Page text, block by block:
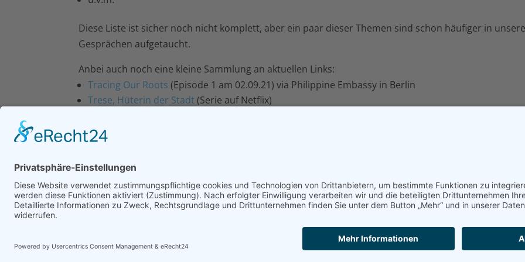
Diese Liste ist sicher noch nicht komplett, aber ein paar dieser Themen sind schon häufiger in
Gesprächen aufgetaucht.
Anbei auch noch eine kleine Sammlung an aktuellen Links:
Tracing Our Roots (Episode 1 am 02.09.21) via Philippine Embassy in Berlin
Trese, Hüterin der Stadt (Serie auf Netflix)
Europa, die während des zweiten Weltkriegs mithilfe von M.L. Quezon, den Frieder-Brüdern, Paul
McNutt, General Dwight D. Eisenhower und weiteren Helfern in Manila gelandet sind).
2021 - 2026HALO-HALO| Datenschutz Community Leitfaden